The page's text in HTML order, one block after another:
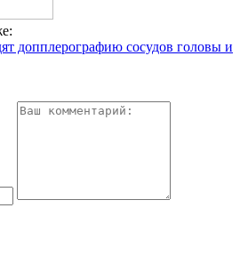
допплерографию сосудов головы и